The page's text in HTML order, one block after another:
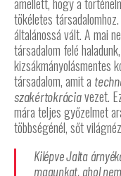
tökéletes
általánossá vált. A mai
társadalom felé
kizsákmányolásmentes
társadalom, amit a
szakértokráciavezet.
mára teljes győzelmet
többségénél, sőt
Kilépve Jalta
magunkat, ahol